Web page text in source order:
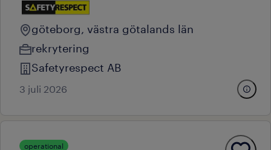
göteborg, västra götalands län
rekrytering
Safetyrespect AB
3 juli 2026
operational